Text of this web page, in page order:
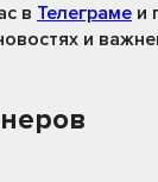
в Телеграме и
и